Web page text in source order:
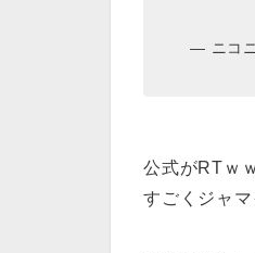
— ニコ
公式がRTｗ
すごくジャ